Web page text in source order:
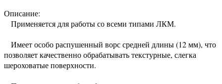
Описание:
Применяется для работы со всеми типами ЛКМ.
Имеет особо распушенный ворс средней длины (12 мм), что
позволяет качественно обрабатывать текстурные, слегка
шероховатые поверхности.